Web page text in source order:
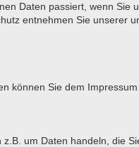
Daten passiert, wenn
entnehmen Sie unserer
können Sie dem
um Daten handeln, die